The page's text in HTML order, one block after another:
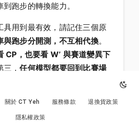
跑步的轉換能力。
具用到最有效，請記住三個原
與跑步分開測，不互相代換。
CP，也要看 W’ 與賽道變異下
三，任何模型都要回到比賽場
轉換跑、技術賽道、補給與疲
做好，CP/W’ 就不只是實驗室
關於 CT Yeh 服務條款 退換貨政策
隱私權政策